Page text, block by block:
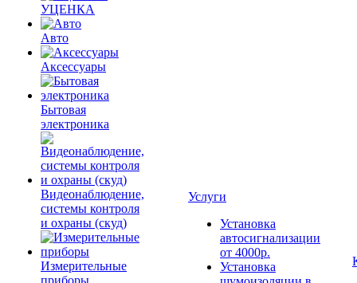
УЦЕНКА
Авто
Аксессуары
Бытовая
электроника
Видеонаблюдение,
системы контроля
и охраны (скуд)
Измерительные
приборы
Услуги
Установка
автосигнализации
от 4000р.
Установка